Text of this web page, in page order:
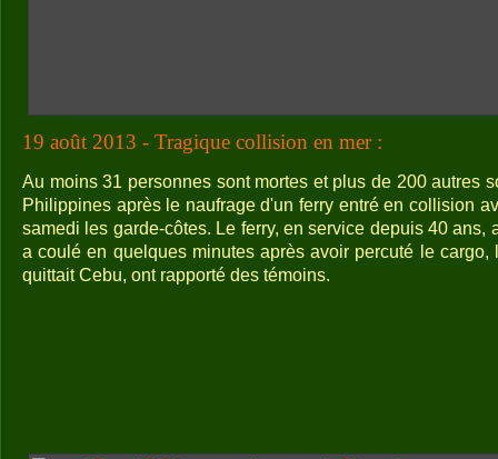
19 août 2013 - Tragique collision en mer :
Au moins 31 personnes sont mortes et plus de 200 autres
Philippines après le naufrage d'un ferry entré en collision
samedi les garde-côtes. Le ferry, en service depuis 40 ans,
a coulé en quelques minutes après avoir percuté le
quittait Cebu, ont rapporté des témoins.